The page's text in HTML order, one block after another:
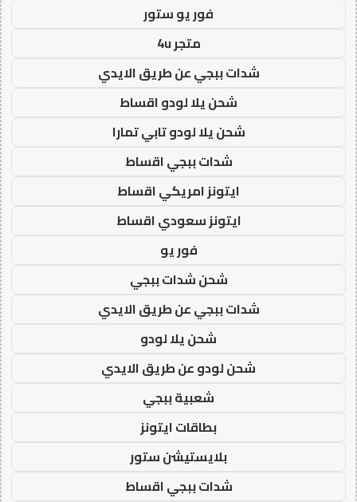
فور يو ستور
متجر 4u
شدات ببجي عن طريق الايدي
شحن يلا لودو اقساط
شحن يلا لودو تابي تمارا
شدات ببجي اقساط
ايتونز امريكي اقساط
ايتونز سعودي اقساط
فور يو
شحن شدات ببجي
شدات ببجي عن طريق الايدي
شحن يلا لودو
شحن لودو عن طريق الايدي
شعبية ببجي
بطاقات ايتونز
بلايستيشن ستور
شدات ببجي اقساط